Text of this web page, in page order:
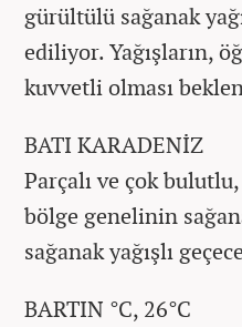
gürültülü sağanak
ediliyor. Yağışların,
kuvvetli olması
BATI KARADENİZ
Parçalı ve çok
bölge genelinin
sağanak yağışlı
BARTIN °C, 26°C